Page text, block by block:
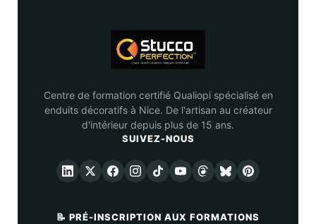
Centre de formation certifié Qualiopi spécialisé en
enduits décoratifs à Nice. De l'artisan au créateur
d'intérieur depuis plus de 15 ans.
SUIVEZ-NOUS
📝 PRÉ-INSCRIPTION AUX FORMATIONS